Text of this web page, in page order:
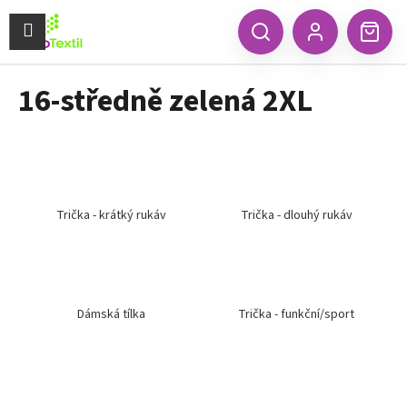
obsah
HledatPřihlášení
Menu
16-středně zelená 2XL
Trička - krátký rukáv Trička - dlouhý rukáv
Dámská tílka Trička - funkční/sport
K
š Zpět
Zpět
C